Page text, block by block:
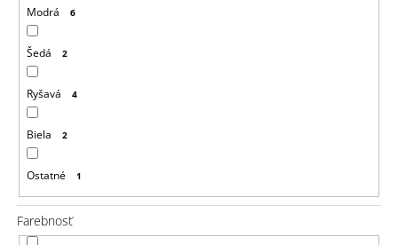
Modrá 6
Šedá 2
Ryšavá 4
Biela 2
Ostatné 1
Farebnosť